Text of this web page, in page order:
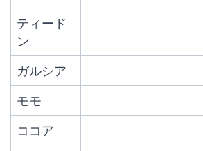
ティード
ン
ガルシア
モモ
ココア